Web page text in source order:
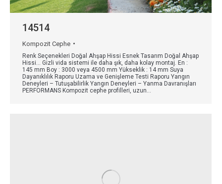
14514
Kompozit Cephe
Renk Seçenekleri Doğal Ahşap Hissi Esnek Tasarım Doğal Ahşap
Hissi… Gizli vida sistemi ile daha şık, daha kolay montaj. En :
145 mm Boy : 3000 veya 4500 mm Yükseklik : 14 mm Suya
Dayanıklılık Raporu Uzama ve Genişleme Testi Raporu Yangın
Deneyleri – Tutuşabilirlik Yangın Deneyleri – Yanma Davranışları
PERFORMANS Kompozit cephe profilleri, uzun…